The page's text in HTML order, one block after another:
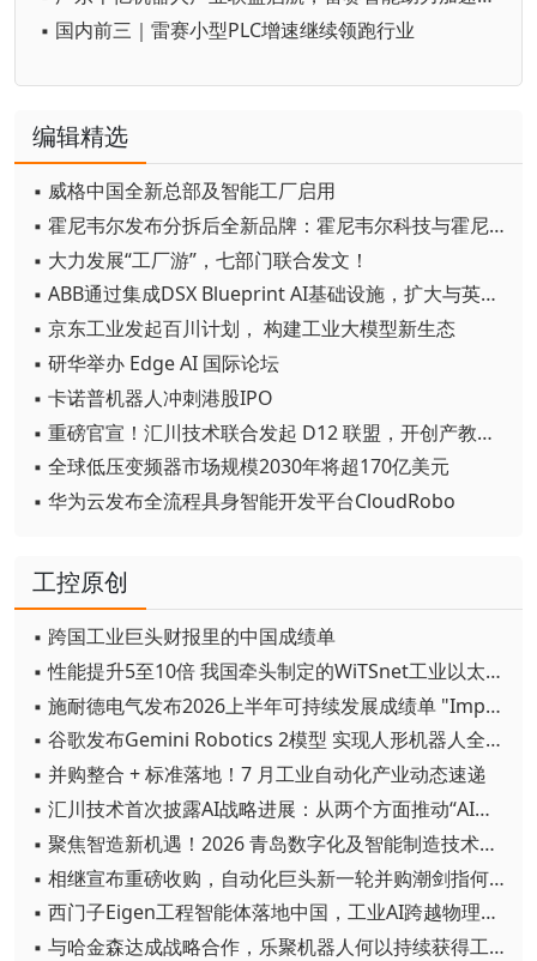
▪ 国内前三｜雷赛小型PLC增速继续领跑行业
编辑精选
▪ 威格中国全新总部及智能工厂启用
▪ 霍尼韦尔发布分拆后全新品牌：霍尼韦尔科技与霍尼韦尔航空航天
▪ 大力发展“工厂游”，七部门联合发文！
▪ ABB通过集成DSX Blueprint AI基础设施，扩大与英伟达的合作
▪ 京东工业发起百川计划， 构建工业大模型新生态
▪ 研华举办 Edge AI 国际论坛
▪ 卡诺普机器人冲刺港股IPO
▪ 重磅官宣！汇川技术联合发起 D12 联盟，开创产教融合新范式
▪ 全球低压变频器市场规模2030年将超170亿美元
▪ 华为云发布全流程具身智能开发平台CloudRobo
工控原创
▪ 跨国工业巨头财报里的中国成绩单
▪ 性能提升5至10倍 我国牵头制定的WiTSnet工业以太网国际标准正式发布
▪ 施耐德电气发布2026上半年可持续发展成绩单 "Impact 2030"路线图开局稳健
▪ 谷歌发布Gemini Robotics 2模型 实现人形机器人全身智能控制突破
▪ 并购整合 + 标准落地！7 月工业自动化产业动态速递
▪ 汇川技术首次披露AI战略进展：从两个方面推动“AI业务化”落地
▪ 聚焦智造新机遇！2026 青岛数字化及智能制造技术论坛圆满落幕
▪ 相继宣布重磅收购，自动化巨头新一轮并购潮剑指何方？
▪ 西门子Eigen工程智能体落地中国，工业AI跨越物理世界“确定性”拐点
▪ 与哈金森达成战略合作，乐聚机器人何以持续获得工业巨头青睐？